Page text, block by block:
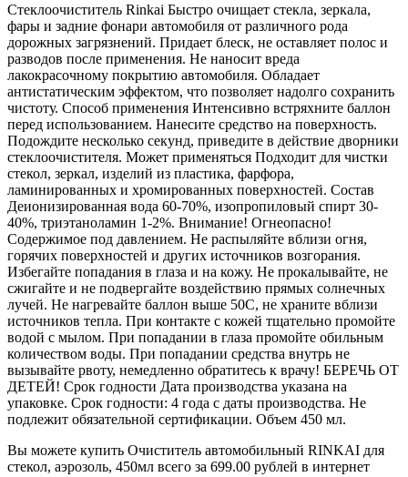
Стеклоочиститель Rinkai Быстро очищает стекла, зеркала,
фары и задние фонари автомобиля от различного рода
дорожных загрязнений. Придает блеск, не оставляет полос и
разводов после применения. Не наносит вреда
лакокрасочному покрытию автомобиля. Обладает
антистатическим эффектом, что позволяет надолго сохранить
чистоту. Способ применения Интенсивно встряхните баллон
перед использованием. Нанесите средство на поверхность.
Подождите несколько секунд, приведите в действие дворники
стеклоочистителя. Может применяться Подходит для чистки
стекол, зеркал, изделий из пластика, фарфора,
ламинированных и хромированных поверхностей. Состав
Деионизированная вода 60-70%, изопропиловый спирт 30-
40%, триэтаноламин 1-2%. Внимание! Огнеопасно!
Содержимое под давлением. Не распыляйте вблизи огня,
горячих поверхностей и других источников возгорания.
Избегайте попадания в глаза и на кожу. Не прокалывайте, не
сжигайте и не подвергайте воздействию прямых солнечных
лучей. Не нагревайте баллон выше 50С, не храните вблизи
источников тепла. При контакте с кожей тщательно промойте
водой с мылом. При попадании в глаза промойте обильным
количеством воды. При попадании средства внутрь не
вызывайте рвоту, немедленно обратитесь к врачу! БЕРЕЧЬ ОТ
ДЕТЕЙ! Срок годности Дата производства указана на
упаковке. Срок годности: 4 года с даты производства. Не
подлежит обязательной сертификации. Объем 450 мл.
Вы можете купить Очиститель автомобильный RINKAI для
стекол, аэрозоль, 450мл всего за 699.00 рублей в интернет